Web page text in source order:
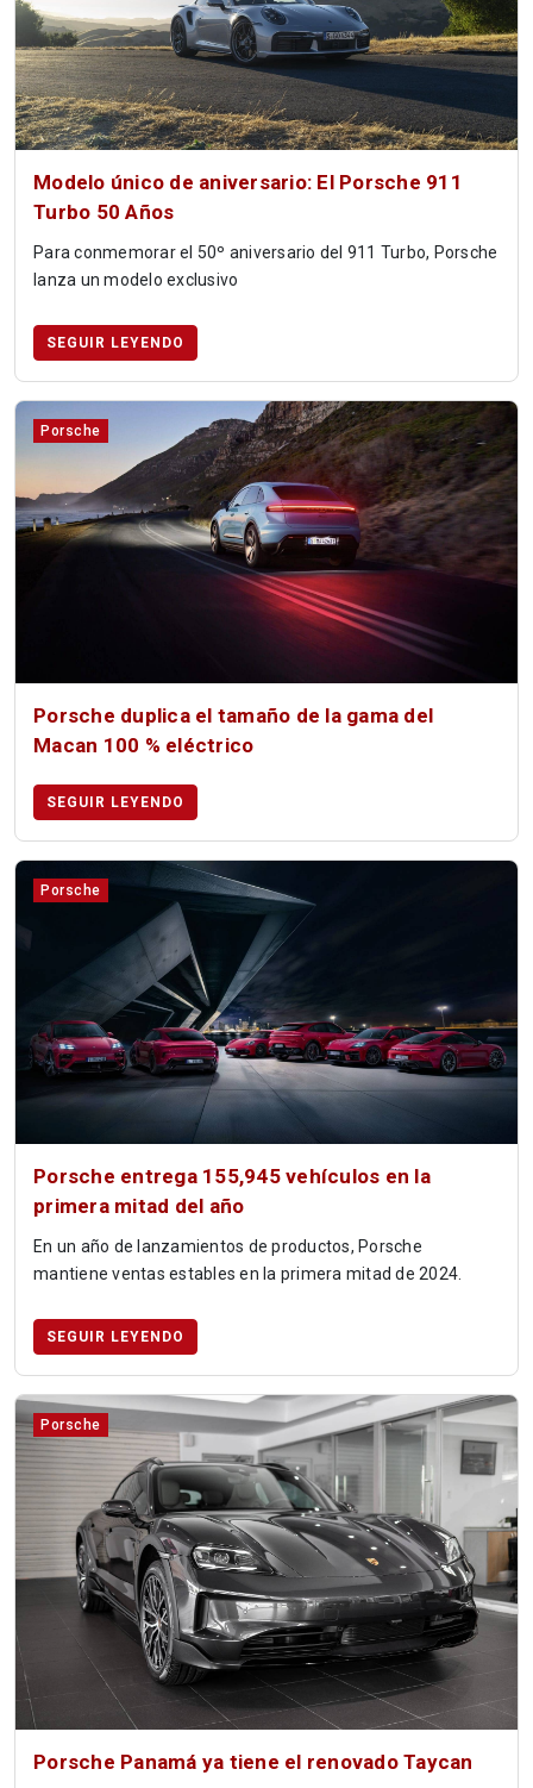
Modelo único de aniversario: El Porsche 911
Turbo 50 Años
Para conmemorar el 50º aniversario del 911 Turbo, Porsche
lanza un modelo exclusivo
SEGUIR LEYENDO
Porsche
Porsche duplica el tamaño de la gama del
Macan 100 % eléctrico
SEGUIR LEYENDO
Porsche
Porsche entrega 155,945 vehículos en la
primera mitad del año
En un año de lanzamientos de productos, Porsche
mantiene ventas estables en la primera mitad de 2024.
SEGUIR LEYENDO
Porsche
Porsche Panamá ya tiene el renovado Taycan